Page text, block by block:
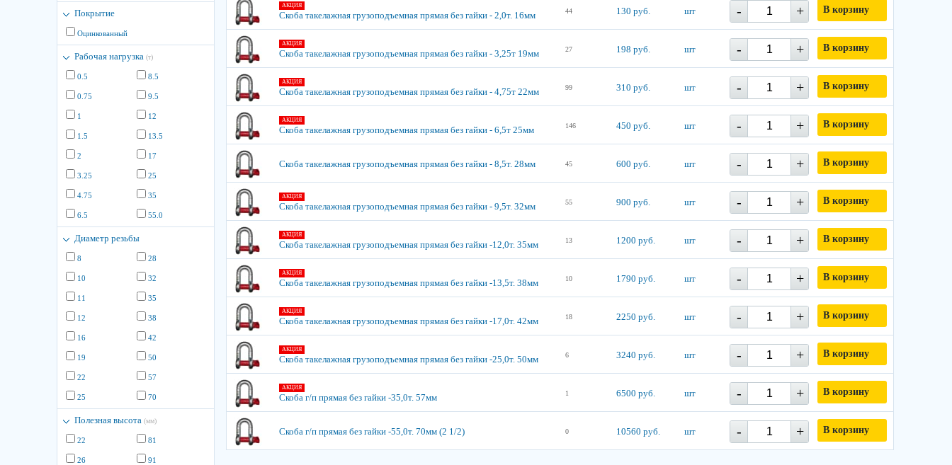
Покрытие
Оцинкованный
Рабочая нагрузка (т)
0.5
0.75
1
1.5
2
3.25
4.75
6.5
8.5
9.5
12
13.5
17
25
35
55.0
Диаметр резьбы
8
10
11
12
16
19
22
25
28
32
35
38
42
50
57
70
Полезная высота (мм)
22
26
81
91
АКЦИЯ
Скоба такелажная грузоподъемная прямая без гайки - 2,0т. 16мм 44 130 руб. шт - + В корзину
АКЦИЯ
Скоба такелажная грузоподъемная прямая без гайки - 3,25т 19мм 27 198 руб. шт - + В корзину
АКЦИЯ
Скоба такелажная грузоподъемная прямая без гайки - 4,75т 22мм 99 310 руб. шт - + В корзину
АКЦИЯ
Скоба такелажная грузоподъемная прямая без гайки - 6,5т 25мм 146 450 руб. шт - + В корзину
Скоба такелажная грузоподъемная прямая без гайки - 8,5т. 28мм 45 600 руб. шт - + В корзину
АКЦИЯ
Скоба такелажная грузоподъемная прямая без гайки - 9,5т. 32мм 55 900 руб. шт - + В корзину
АКЦИЯ
Скоба такелажная грузоподъемная прямая без гайки -12,0т. 35мм 13 1200 руб. шт - + В корзину
АКЦИЯ
Скоба такелажная грузоподъемная прямая без гайки -13,5т. 38мм 10 1790 руб. шт - + В корзину
АКЦИЯ
Скоба такелажная грузоподъемная прямая без гайки -17,0т. 42мм 18 2250 руб. шт - + В корзину
АКЦИЯ
Скоба такелажная грузоподъемная прямая без гайки -25,0т. 50мм 6 3240 руб. шт - + В корзину
АКЦИЯ
Скоба г/п прямая без гайки -35,0т. 57мм 1 6500 руб. шт - + В корзину
Скоба г/п прямая без гайки -55,0т. 70мм (2 1/2) 0 10560 руб. шт - + В корзину